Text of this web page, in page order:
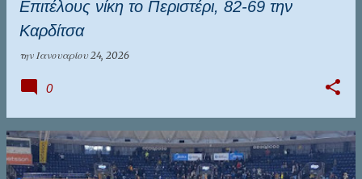
Επιτέλους νίκη το Περιστέρι, 82-69 την
Καρδίτσα
την Ιανουαρίου 24, 2026
0